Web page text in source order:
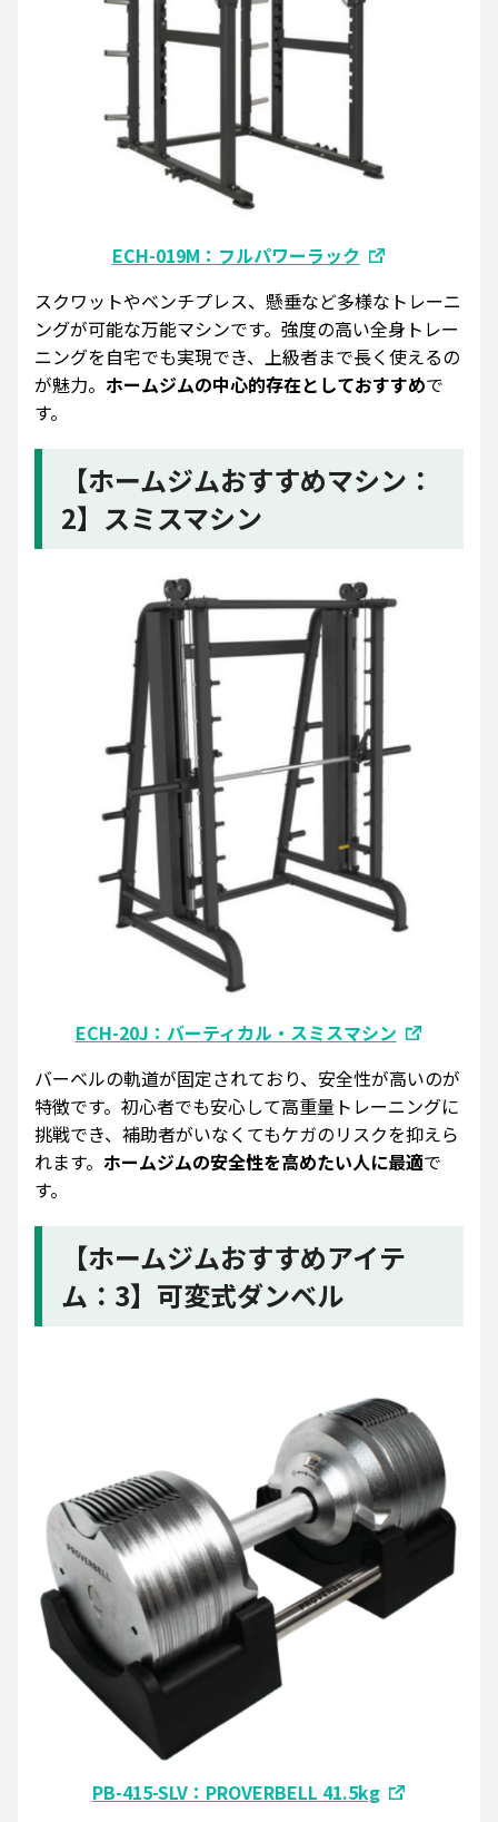
ECH-019M：フルパワーラック
スクワットやベンチプレス、懸垂など多様なトレーニ
ングが可能な万能マシンです。強度の高い全身トレー
ニングを自宅でも実現でき、上級者まで長く使えるの
が魅力。 ホームジムの中心的存在としておすすめで
す。
【ホームジムおすすめマシン：
2】スミスマシン
ECH-20J：バーティカル・スミスマシン
バーベルの軌道が固定されており、安全性が高いのが
特徴です。初心者でも安心して高重量トレーニングに
挑戦でき、補助者がいなくてもケガのリスクを抑えら
れます。 ホームジムの安全性を高めたい人に最適で
す。
【ホームジムおすすめアイテ
ム：3】可変式ダンベル
PB-415-SLV：PROVERBELL 41.5kg